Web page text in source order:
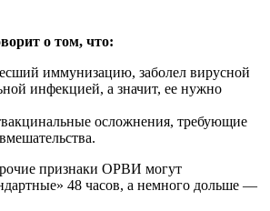
о том, что:
иммунизацию, заболел вирусной
инфекцией, а значит, ее нужно
осложнения, требующие
признаки ОРВИ могут
48 часов, а немного дольше —